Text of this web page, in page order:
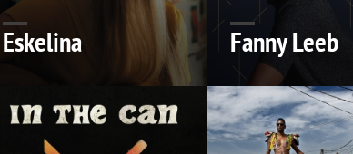
Eskelina Fanny Leeb